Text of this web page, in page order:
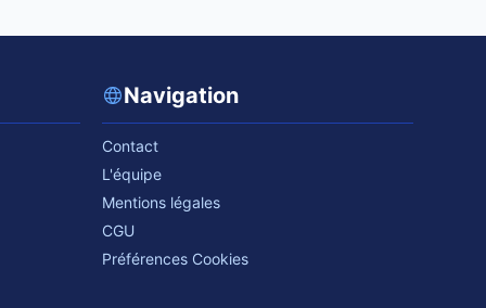
Navigation
Contact
L'équipe
Mentions légales
CGU
Préférences Cookies